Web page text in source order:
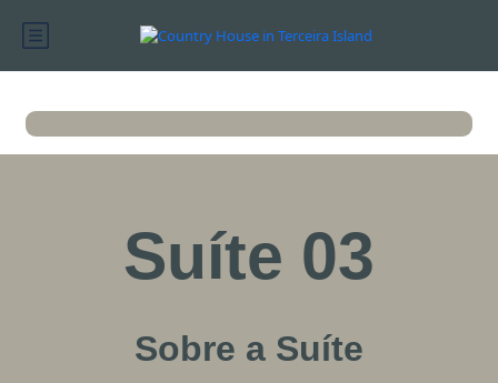
Suíte 03
Sobre a Suíte